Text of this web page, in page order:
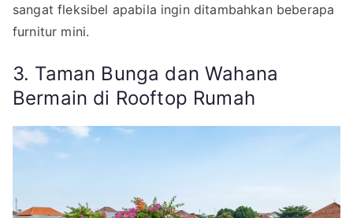
sangat fleksibel apabila ingin ditambahkan beberapa
furnitur mini.
3. Taman Bunga dan Wahana
Bermain di Rooftop Rumah